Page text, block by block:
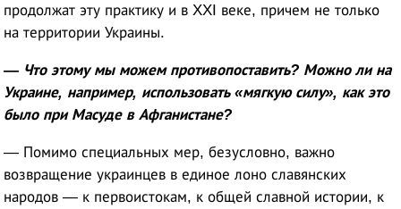
продолжат эту практику и в XXI веке, причем не только
на территории Украины.
— Что этому мы можем противопоставить? Можно ли на
Украине, например, использовать «мягкую силу», как это
было при Масуде в Афганистане?
— Помимо специальных мер, безусловно, важно
возвращение украинцев в единое лоно славянских
народов — к первоистокам, к общей славной истории, к